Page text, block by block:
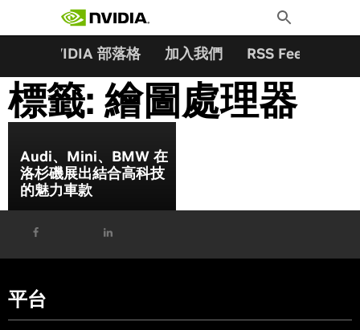
Toggle
Search
NVIDIA 部落格 加入我們 RSS Feeds
標籤: 繪圖處理器
Audi、Mini、BMW 在
洛杉磯展出結合高科技
的魅力車款
平台